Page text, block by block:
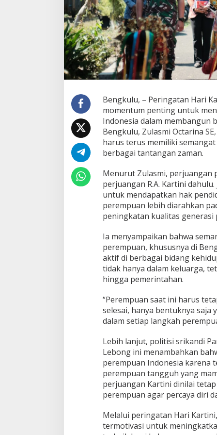
Bengkulu, – Peringatan Hari
momentum penting untuk
Indonesia dalam membangun
Bengkulu, Zulasmi Octarina
harus terus memiliki
berbagai tantangan zaman.
Menurut Zulasmi, perjuangan
perjuangan R.A. Kartini
untuk mendapatkan hak
perempuan lebih diarahkan
peningkatan kualitas generasi
Ia menyampaikan bahwa
perempuan, khususnya di
aktif di berbagai bidang
tidak hanya dalam keluarga,
hingga pemerintahan.
“Perempuan saat ini harus
selesai, hanya bentuknya saja
dalam setiap langkah
Lebih lanjut, politisi srikandi
Lebong ini menambahkan
perempuan Indonesia karena
perempuan tangguh yang
perjuangan Kartini dinilai
perempuan agar percaya diri
Melalui peringatan Hari
termotivasi untuk